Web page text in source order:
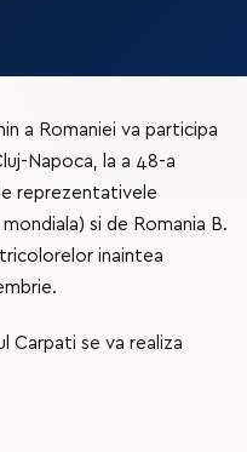
a Romaniei va participa
Napoca, la a 48-a
reprezentativele
si de Romania B.
inaintea
Carpati se va realiza